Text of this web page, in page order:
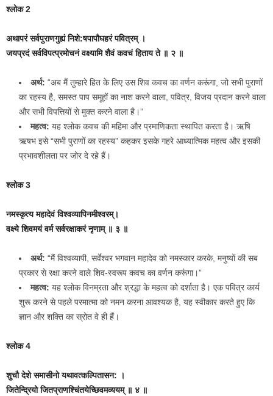
श्लोक 2
अथापरं सर्वपुराणगुह्यं निशे:षपापौघहरं पवित्रम् ।
जयप्रदं सर्वविपत्प्रमोचनं वक्ष्यामि शैवं कवचं हिताय ते ॥ २ ॥
अर्थ: “अब मैं तुम्हारे हित के लिए उस शिव कवच का वर्णन करूंगा, जो सभी पुराणों
का रहस्य है, समस्त पाप समूहों का नाश करने वाला, पवित्र, विजय प्रदान करने वाला
और सभी विपत्तियों से मुक्त करने वाला है।”
महत्व: यह श्लोक कवच की महिमा और प्रमाणिकता स्थापित करता है। ऋषि
ऋषभ इसे “सभी पुराणों का रहस्य” कहकर इसके गहरे आध्यात्मिक महत्व और इसकी
प्रभावशीलता पर जोर दे रहे हैं।
श्लोक 3
नमस्कृत्य महादेवं विश्‍वव्यापिनमीश्‍वरम्।
वक्ष्ये शिवमयं वर्म सर्वरक्षाकरं नृणाम् ॥ ३ ॥
अर्थ: “मैं विश्वव्यापी, सर्वेश्वर भगवान महादेव को नमस्कार करके, मनुष्यों की सब
प्रकार से रक्षा करने वाले शिव-स्वरूप कवच का वर्णन करूंगा।”
महत्व: यह श्लोक विनम्रता और श्रद्धा के महत्व को दर्शाता है। एक पवित्र कार्य
शुरू करने से पहले परमात्मा को नमन करना आवश्यक है, यह स्वीकार करते हुए कि
ज्ञान और शक्ति का स्रोत वे ही हैं।
श्लोक 4
शुचौ देशे समासीनो यथावत्कल्पितासन: ।
जितेन्द्रियो जितप्राणश्‍चिंतयेच्छिवमव्ययम् ॥ ४ ॥